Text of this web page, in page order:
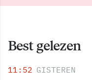
Best gelezen
11:52 GISTEREN